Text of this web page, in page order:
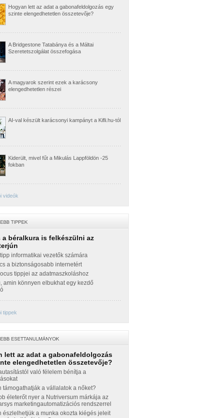
Hogyan lett az adat a gabonafeldolgozás egy
szinte elengedhetetlen összetevője?
A Bridgestone Tatabánya és a Máltai
Szeretetszolgálat összefogása
A magyarok szerint ezek a karácsony
elengedhetetlen részei
AI-val készült karácsonyi kampányt a Kifli.hu-tól
Kiderült, mivel fűt a Mikulás Lappföldön -25
fokban
videók
a béralkura is felkészülni az
informatikai vezetők számára
a biztonságosabb internetért
tippjei az adatmaszkoláshoz
amin könnyen elbukhat egy kezdő
tippek
lett az adat a gabonafeldolgozás
elengedhetetlen összetevője?
való félelem bénítja a
támogathatják a vállalatok a nőket?
életerőt nyer a Nutriversum márkája az
marketingautomatizációs rendszerrel
észlelhetjük a munka okozta kiégés jeleit